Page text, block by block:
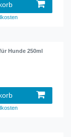
Hunde 250ml